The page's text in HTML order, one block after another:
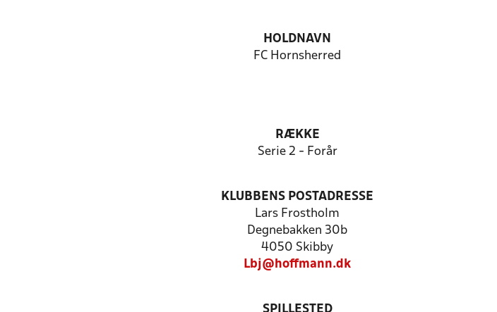
HOLDNAVN
FC Hornsherred
RÆKKE
Serie 2 - Forår
KLUBBENS POSTADRESSE
Lars Frostholm
Degnebakken 30b
4050 Skibby
Lbj@hoffmann.dk
SPILLESTED